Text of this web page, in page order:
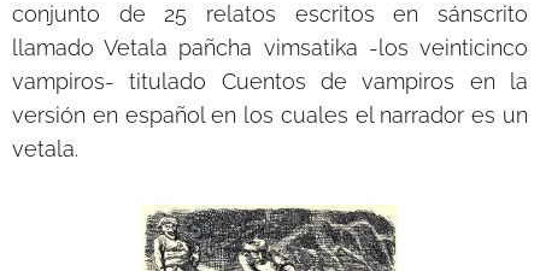
conjunto de 25 relatos escritos en sánscrito
llamado Vetala pañcha vimsatika -los veinticinco
vampiros- titulado Cuentos de vampiros en la
versión en español en los cuales el narrador es un
vetala.